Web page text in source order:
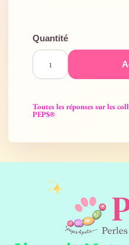
Toutes les réponses sur les
PEPS®